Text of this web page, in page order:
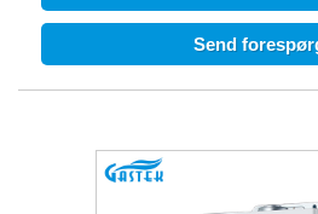
●OT termostat tilgængelig
●WIFI tilgængelig
Send